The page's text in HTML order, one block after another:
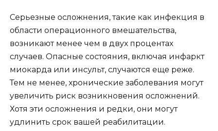
Серьезные осложнения, такие как инфекция в
области операционного вмешательства,
возникают менее чем в двух процентах
случаев. Опасные состояния, включая инфаркт
миокарда или инсульт, случаются еще реже.
Тем не менее, хронические заболевания могут
увеличить риск возникновения осложнений.
Хотя эти осложнения и редки, они могут
удлинить срок вашей реабилитации.